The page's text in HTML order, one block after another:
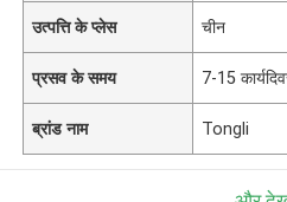
उत्पत्ति के प्लेस चीन
प्रसव के समय 7-15
ब्रांड नाम Tongli